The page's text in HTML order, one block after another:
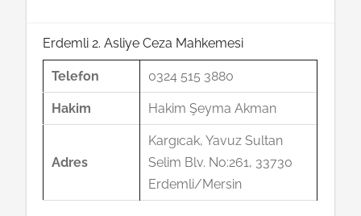
Erdemli 2. Asliye Ceza Mahkemesi
Telefon 0324 515 3880
Hakim Hakim Şeyma Akman
Adres
Kargıcak, Yavuz Sultan
Selim Blv. No:261, 33730
Erdemli/Mersin